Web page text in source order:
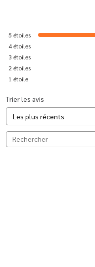
5 étoiles
4étoiles
3 étoiles
2 étoiles
1 étoile
Trier les avis